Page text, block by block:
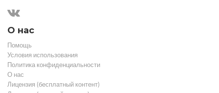
О нас
Помощь
Условия использования
Политика конфиденциальности
О нас
Лицензия (бесплатный контент)